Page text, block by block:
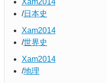
Xam2014
日本史
Xam2014
世界史
Xam2014
地理